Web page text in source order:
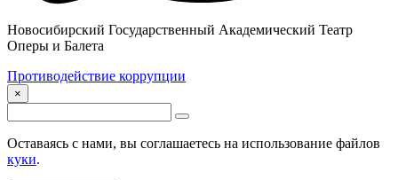
Новосибирский Государственный Академический Театр
Оперы и Балета
Противодействие коррупции
×
Оставаясь с нами, вы соглашаетесь на использование файлов
куки.